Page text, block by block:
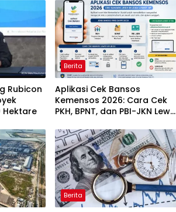
Rubicon
Hektare
Berita
Aplikasi Cek Bansos
Kemensos 2026: Cara Cek
PKH, BPNT, dan PBI-JKN Lewat
Berita